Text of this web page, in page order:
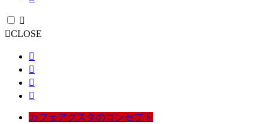
CLOSE
カフェアグスタのコンセプト